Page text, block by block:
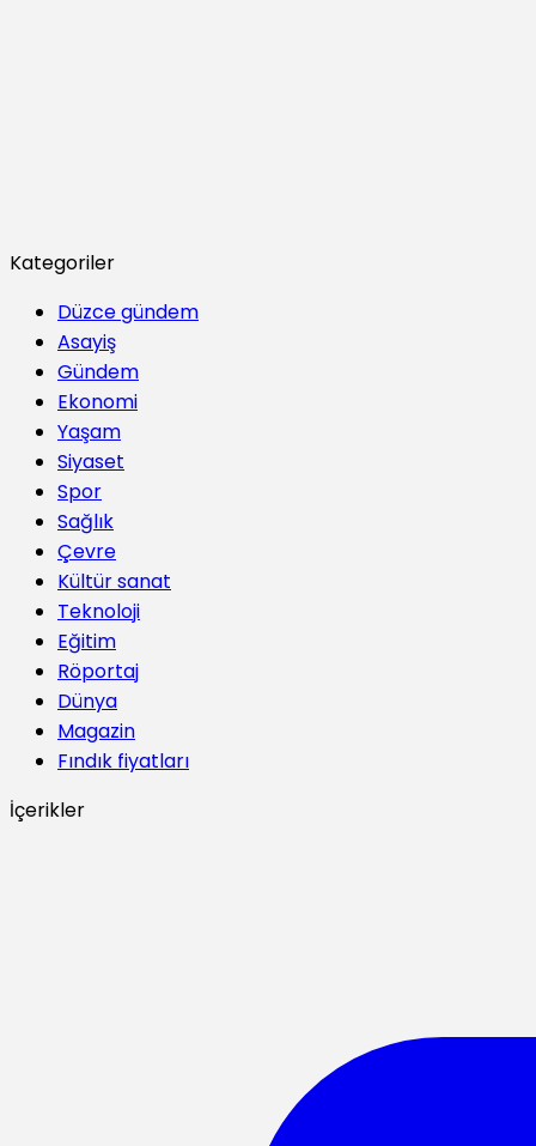
Kategoriler
Düzce gündem
Asayiş
Gündem
Ekonomi
Yaşam
Siyaset
Spor
Sağlık
Çevre
Kültür sanat
Teknoloji
Eğitim
Röportaj
Dünya
Magazin
Fındık fiyatları
İçerikler